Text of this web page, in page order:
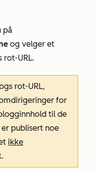
på
og velger et
rot-URL.
rot-URL,
for
til de
er publisert noe
ikke